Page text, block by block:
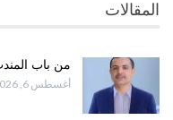
المقالات
من باب
أغسطس 6, 2026